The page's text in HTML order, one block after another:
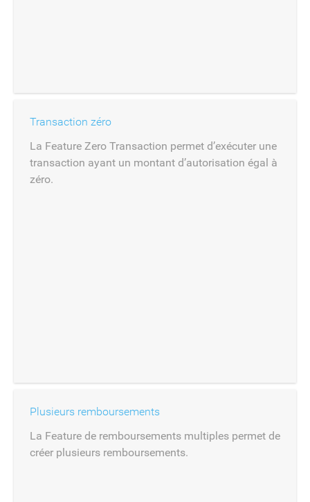
Transaction zéro
La Feature Zero Transaction permet d’exécuter une
transaction ayant un montant d’autorisation égal à
zéro.
Plusieurs remboursements
La Feature de remboursements multiples permet de
créer plusieurs remboursements.